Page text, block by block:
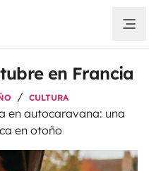
en Francia
CULTURA
en autocaravana: una
en otoño